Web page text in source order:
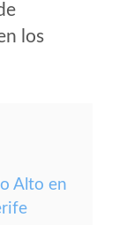
los
Alto en